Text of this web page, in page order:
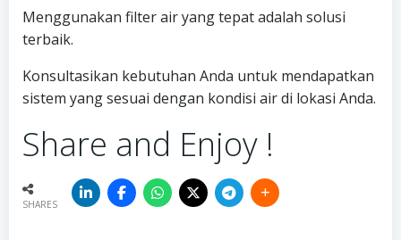
Menggunakan filter air yang tepat adalah solusi
terbaik.
Konsultasikan kebutuhan Anda untuk mendapatkan
sistem yang sesuai dengan kondisi air di lokasi Anda.
Share and Enjoy !
SHARES